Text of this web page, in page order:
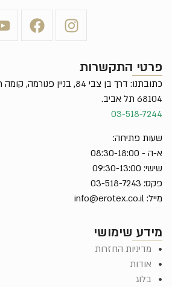
מידע שימושי
מדיניות החזרות
אודות
בלוג
פרטי התקשרות
68104 תל אביב.
03-518-7244
שעות פתיחה:
א-ה - 08:30-18:00
שישי: 09:30-13:00
פקס: 03-518-7243
מייל:info@erotex.co.il